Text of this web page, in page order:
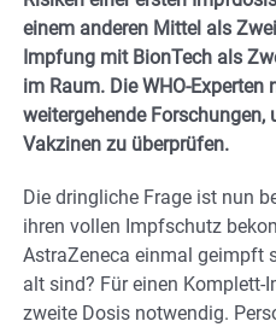
einem anderen Mittel als
Impfung mit BionTech als
im Raum. Die WHO-Experten
weitergehende
Vakzinen zu überprüfen.
Die dringliche Frage ist nun
ihren vollen Impfschutz
AstraZeneca einmal geimpft
alt sind? Für einen
zweite Dosis notwendig.